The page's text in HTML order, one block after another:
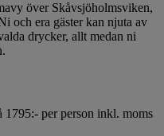
över Skåvsjöholmsviken,
och era gäster kan njuta av
drycker, allt medan ni
1795:- per person inkl. moms